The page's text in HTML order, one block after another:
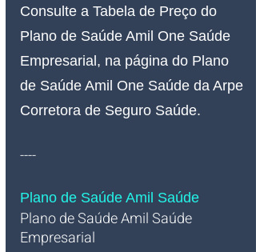
Consulte a Tabela de Preço do
Plano de Saúde Amil One Saúde
Empresarial, na página do Plano
de Saúde Amil One Saúde da Arpe
Corretora de Seguro Saúde.
----
Plano de Saúde Amil Saúde
Plano de Saúde Amil Saúde
Empresarial